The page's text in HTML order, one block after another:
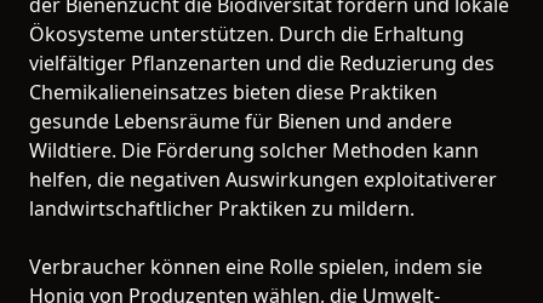
Ökosysteme unterstützen. Durch die Erhaltung
vielfältiger Pflanzenarten und die Reduzierung des
Chemikalieneinsatzes bieten diese Praktiken
gesunde Lebensräume für Bienen und andere
Wildtiere. Die Förderung solcher Methoden kann
helfen, die negativen Auswirkungen exploitativerer
landwirtschaftlicher Praktiken zu mildern.
Verbraucher können eine Rolle spielen, indem sie
Honig von Produzenten wählen, die Umwelt-